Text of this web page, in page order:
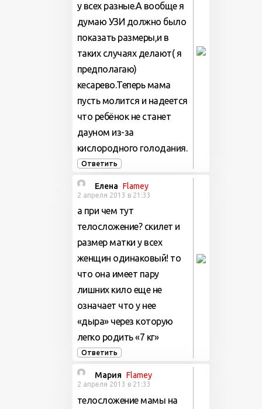
у всех разные.А вообще я
думаю УЗИ должно было
показать размеры,и в
таких случаях делают( я
предполагаю)
кесарево.Теперь мама
пусть молится и надеется
что ребёнок не станет
дауном из-за
кислородного голодания.
Ответить
Елена Flamey
2 апреля 2013 в 21:33
а при чем тут
телосложение? скилет и
размер матки у всех
женщин одинаковый! то
что она имеет пару
лишних кило еще не
означает что у нее
«дыра» через которую
легко родить «7 кг»
Ответить
Мария Flamey
2 апреля 2013 в 21:33
телосложение мамы на